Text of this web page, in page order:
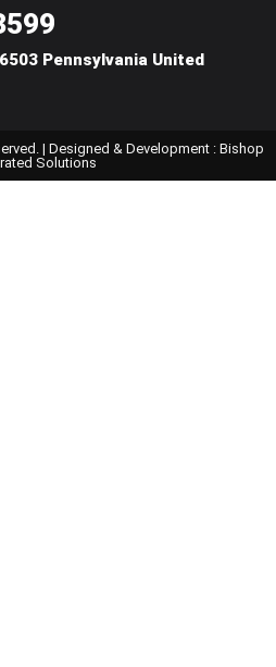
Pennsylvania United
| Designed & Development : Bishop
Solutions